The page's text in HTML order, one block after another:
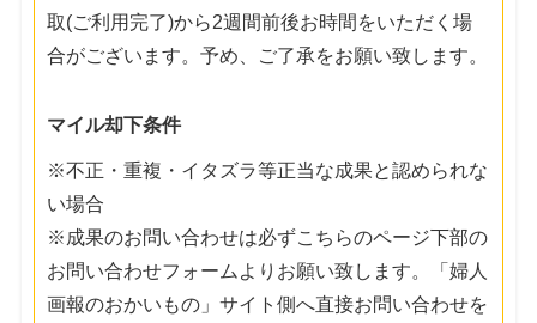
取(ご利用完了)から2週間前後お時間をいただく場
合がございます。予め、ご了承をお願い致します。
マイル却下条件
※不正・重複・イタズラ等正当な成果と認められな
い場合
※成果のお問い合わせは必ずこちらのページ下部の
お問い合わせフォームよりお願い致します。「婦人
画報のおかいもの」サイト側へ直接お問い合わせを